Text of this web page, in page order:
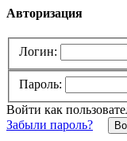
Авторизация
Логин:
Пароль:
Войти как
Забыли пароль?